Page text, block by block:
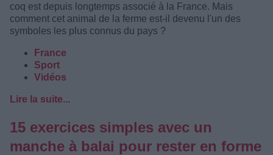
coq est depuis longtemps associé à la France. Mais
comment cet animal de la ferme est-il devenu l'un des
symboles les plus connus du pays ?
France
Sport
Vidéos
Lire la suite...
15 exercices simples avec un
manche à balai pour rester en forme